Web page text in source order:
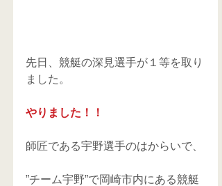
先日、競艇の深見選手が１等を取り
ました。
やりました！！
師匠である宇野選手のはからいで、
”チーム宇野”で岡崎市内にある競艇